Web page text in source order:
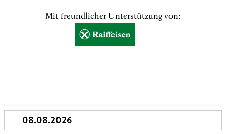
Mit freundlicher Unterstützung von: